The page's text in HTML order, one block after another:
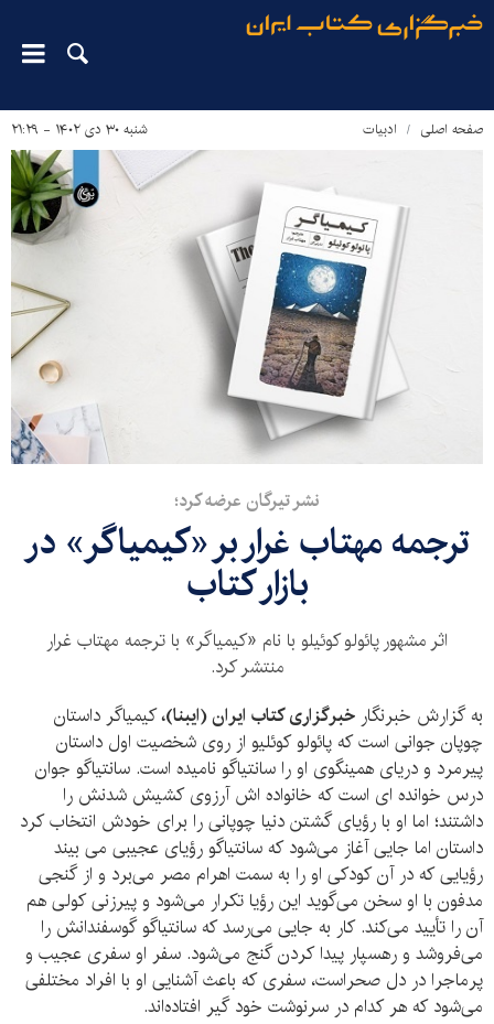
صفحه اصلی ادبیات شنبه ۳۰ دی ۱۴۰۲ - ۲۱:۲۹
نشر تیرگان عرضه کرد؛
ترجمه مهتاب غرار بر «کیمیاگر» در
بازار کتاب
اثر مشهور پائولو کوئیلو با نام «کیمیاگر» با ترجمه مهتاب غرار
منتشر کرد.
به گزارش خبرنگار خبرگزاری کتاب ایران (ایبنا)،کیمیاگر داستان
چوپان جوانی است که پائولو کوئلیو از روی شخصیت اول داستان
پیرمرد و دریای همینگوی او را سانتیاگو نامیده است. سانتیاگو جوان
درس خوانده ای است که خانواده اش آرزوی کشیش شدنش را
داشتند؛ اما او با رؤیای گشتن دنیا چوپانی را برای خودش انتخاب کرد
داستان اما جایی آغاز می‌شود که سانتیاگو رؤیای عجیبی می بیند
رؤیایی که در آن کودکی او را به سمت اهرام مصر می‌برد و از گنجی
مدفون با او سخن می‌گوید این رؤیا تکرار می‌شود و پیرزنی کولی هم
آن را تأیید می‌کند. کار به جایی می‌رسد که سانتیاگو گوسفندانش را
می‌فروشد و رهسپار پیدا کردن گنج می‌شود. سفر او سفری عجیب و
پرماجرا در دل صحراست، سفری که باعث آشنایی او با افراد مختلفی
می‌شود که هر کدام در سرنوشت خود گیر افتاده‌اند.